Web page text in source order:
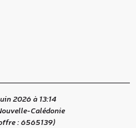
2026 à 13:14
Calédonie
:6565139)